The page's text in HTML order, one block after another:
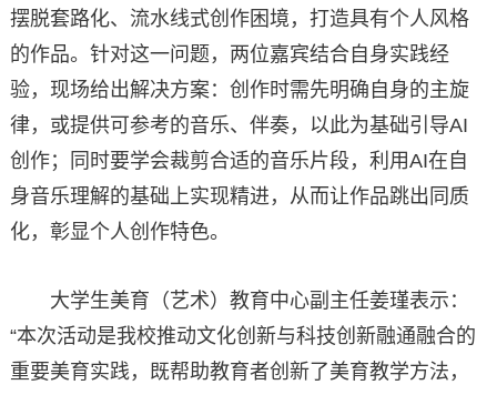
摆脱套路化、流水线式创作困境，打造具有个人风格
的作品。针对这一问题，两位嘉宾结合自身实践经
验，现场给出解决方案：创作时需先明确自身的主旋
律，或提供可参考的音乐、伴奏，以此为基础引导AI
创作；同时要学会裁剪合适的音乐片段，利用AI在自
身音乐理解的基础上实现精进，从而让作品跳出同质
化，彰显个人创作特色。
大学生美育（艺术）教育中心副主任姜瑾表示：
“本次活动是我校推动文化创新与科技创新融通融合的
重要美育实践，既帮助教育者创新了美育教学方法，